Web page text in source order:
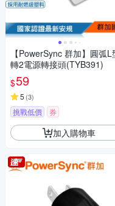
【PowerSync 群加】圓弧L
轉2電源轉接頭(TYB391)
$59
5 (3)
挑戰低價 券
加入購物車